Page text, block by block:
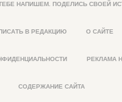
НАПИШЕМ. ПОДЕЛИСЬ СВОЕЙ
В РЕДАКЦИЮ О САЙТЕ
РЕКЛАМА
СОДЕРЖАНИЕ САЙТА